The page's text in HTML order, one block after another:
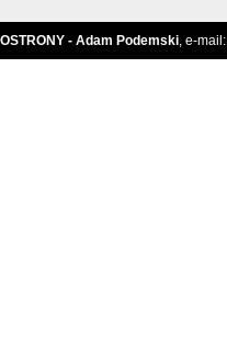
- Adam Podemski, e-mail: